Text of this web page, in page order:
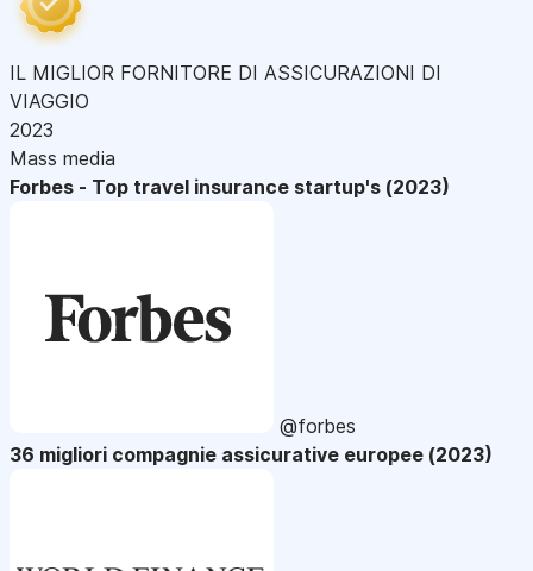
IL MIGLIOR FORNITORE DI ASSICURAZIONI DI
VIAGGIO
2023
Mass media
Forbes - Top travel insurance startup's (2023)
@forbes
36 migliori compagnie assicurative europee (2023)